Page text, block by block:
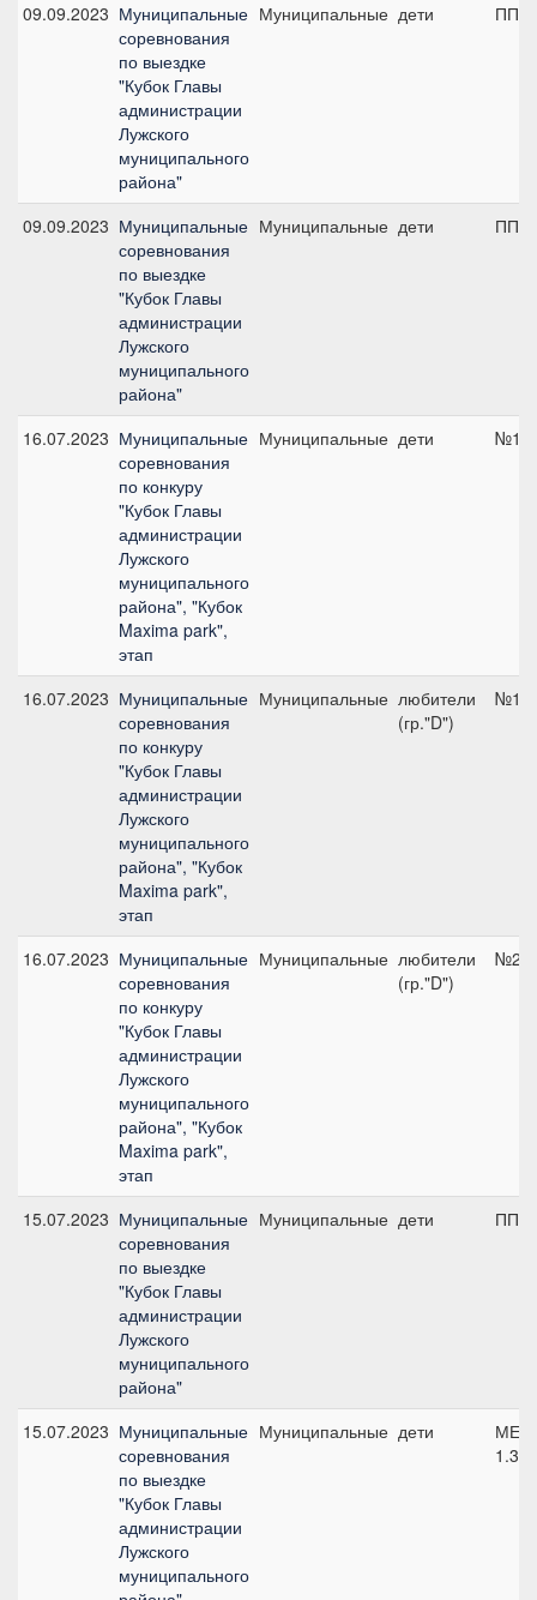
09.09.2023 Муниципальные
соревнования
по выездке
"Кубок Главы
администрации
Лужского
муниципального
района"
Муниципальные дети ПП
09.09.2023 Муниципальные
соревнования
по выездке
"Кубок Главы
администрации
Лужского
муниципального
района"
Муниципальные дети ПП
16.07.2023 Муниципальные
соревнования
по конкуру
"Кубок Главы
администрации
Лужского
муниципального
района", "Кубок
Maxima park",
этап
Муниципальные дети
16.07.2023 Муниципальные
соревнования
по конкуру
"Кубок Главы
администрации
Лужского
муниципального
района", "Кубок
Maxima park",
этап
Муниципальные любители
(гр."D")
16.07.2023 Муниципальные
соревнования
по конкуру
"Кубок Главы
администрации
Лужского
муниципального
района", "Кубок
Maxima park",
этап
Муниципальные любители
(гр."D")
15.07.2023 Муниципальные
соревнования
по выездке
"Кубок Главы
администрации
Лужского
муниципального
района"
Муниципальные дети ПП
15.07.2023 Муниципальные
соревнования
по выездке
"Кубок Главы
администрации
Лужского
муниципального
Муниципальные дети
МЕ
1.3